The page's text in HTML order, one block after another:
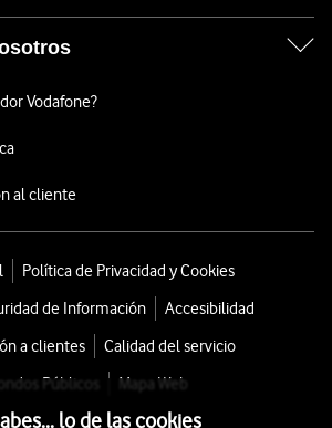
Vodafone?
al cliente
Política de Privacidad y Cookies
de Información
Accesibilidad
a clientes
Calidad del servicio
Públicos
Mapa Web
lo de las cookies